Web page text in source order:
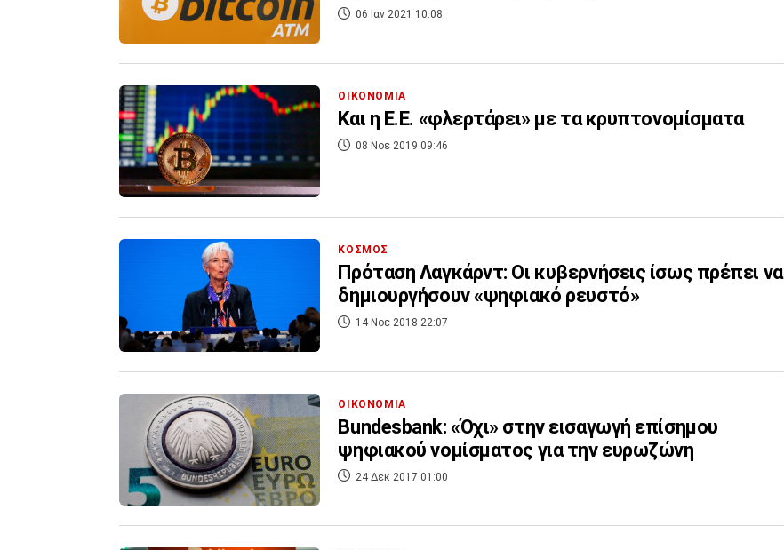
06 Ιαν 2021 10:08
ΟΙΚΟΝΟΜΙΑ
Και η Ε.Ε. «φλερτάρει» με τα κρυπτονομίσματα
08 Νοε 2019 09:46
ΚΟΣΜΟΣ
Πρόταση Λαγκάρντ: Οι κυβερνήσεις ίσως πρέπει να
δημιουργήσουν «ψηφιακό ρευστό»
14 Νοε 2018 22:07
ΟΙΚΟΝΟΜΙΑ
Bundesbank: «Όχι» στην εισαγωγή επίσημου
ψηφιακού νομίσματος για την ευρωζώνη
24 Δεκ 2017 01:00